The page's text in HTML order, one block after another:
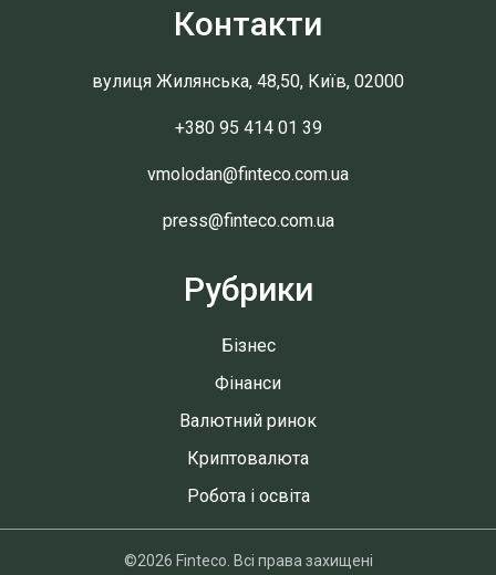
Контакти
вулиця Жилянська, 48,50, Київ, 02000
+380 95 414 01 39
vmolodan@finteco.com.ua
press@finteco.com.ua
Рубрики
Бізнес
Фінанси
Валютний ринок
Криптовалюта
Робота і освіта
©2026 Finteco. Всі права захищені